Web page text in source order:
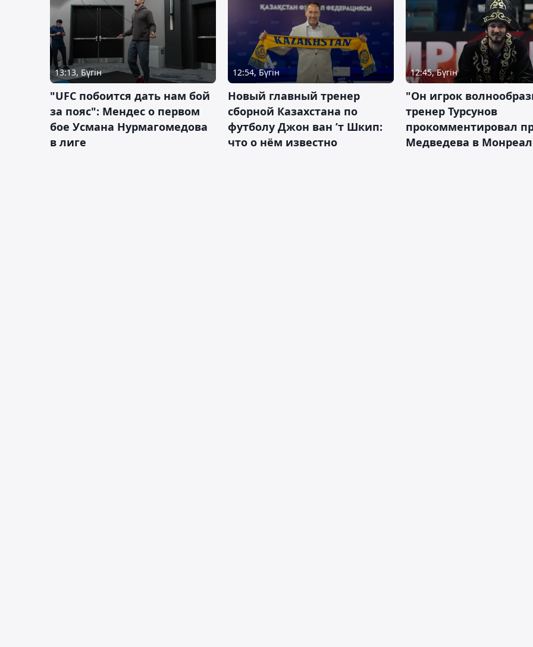
13:13, Бүгін
"UFC побоится дать нам бой
за пояс": Мендес о первом
бое Усмана Нурмагомедова
в лиге
12:54, Бүгін
Новый главный тренер
сборной Казахстана по
футболу Джон ван ’т Шкип:
что о нём известно
12:45, Бүгін
"Он игрок
тренер Турсунов
прокомментировал
Медведева в